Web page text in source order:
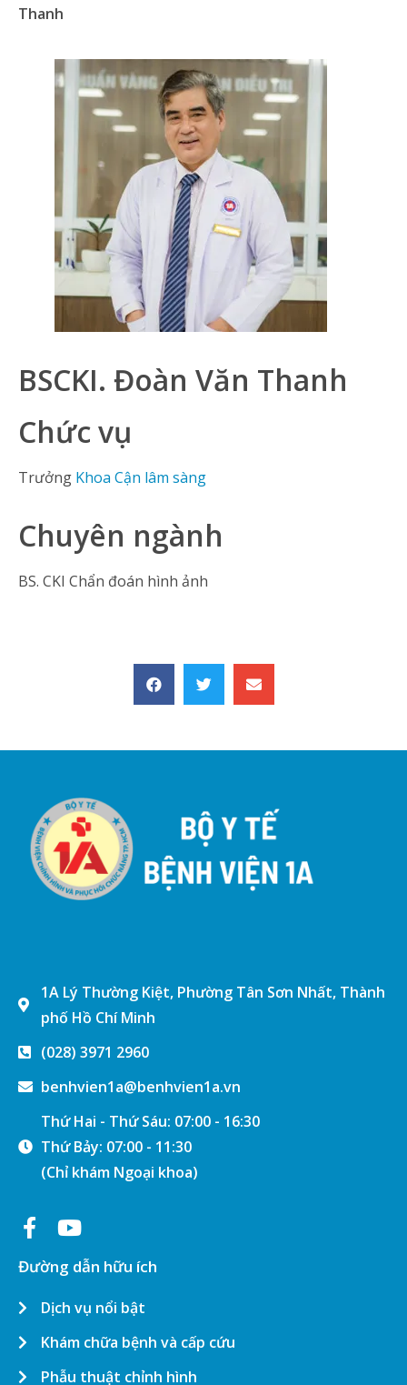
Thanh
BSCKI. Đoàn Văn Thanh
Chức vụ
Trưởng Khoa Cận lâm sàng
Chuyên ngành
BS. CKI Chẩn đoán hình ảnh
1A Lý Thường Kiệt, Phường Tân Sơn Nhất, Thành
phố Hồ Chí Minh
(028) 3971 2960
benhvien1a@benhvien1a.vn
Thứ Hai - Thứ Sáu: 07:00 - 16:30
Thứ Bảy: 07:00 - 11:30
(Chỉ khám Ngoại khoa)
Đường dẫn hữu ích
Dịch vụ nổi bật
Khám chữa bệnh và cấp cứu
Phẫu thuật chỉnh hình